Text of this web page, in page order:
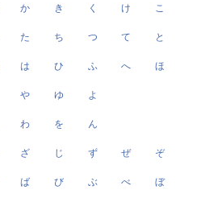
か き く け こ
た ち つ て と
は ひ ふ へ ほ
や ゆ よ
わ を ん
ざ じ ず ぜ ぞ
ば び ぶ べ ぼ